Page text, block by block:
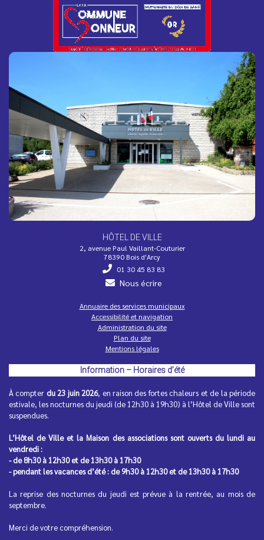
Adaptation des horaires du Bureau de
Afin de s’adapter à la baisse de fréquentation durant la
La résidence Bois Soleil devient une "Oasis
Solidaire" !
Face aux fortes chaleurs, l’EHPAD Bois Soleil s’engage
dans le dispositif national Oasis Solidaire et ouvre ses
Inscription à la 3e édition de la Color Run
Petits, grands, jeunes ou moins jeunes, vous aimez la
proximité
de vos commerces...
HÔTEL DE VILLE
2, avenue Paul Vaillant-Couturier
78390 Bois d'Arcy
01 30 45 83 83
Nous écrire
Annuaire des services municipaux
Accessibilité et navigation
Administration du site
Plan du site
Mentions légales
Information – Horaires d’été
À compter du 23 juin 2026, en raison des fortes chaleurs et de la période
estivale, les nocturnes du jeudi (de 12h30 à 19h30) à l’Hôtel de Ville sont
suspendues.
L’Hôtel de Ville et la Maison des associations sont ouverts du lundi au
vendredi :
- de 8h30 à 12h30 et de 13h30 à 17h30
- pendant les vacances d’été : de 9h30 à 12h30 et de 13h30 à 17h30
La reprise des nocturnes du jeudi est prévue à la rentrée, au mois de
septembre.
Merci de votre compréhension.